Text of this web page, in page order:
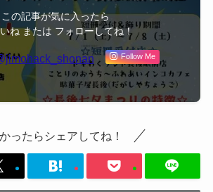
この記事が気に入ったら
ね または フォローしてね！
Follow Me
ったらシェアしてね！